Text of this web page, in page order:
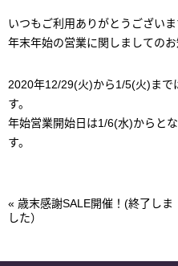
いつもご利用ありがとうございま
年末年始の営業に関しましてのお
2020年12/29(火)から1/5(火)まで
す。
年始営業開始日は1/6(水)からと
す。
« 歳末感謝SALE開催！(終了しま
した）